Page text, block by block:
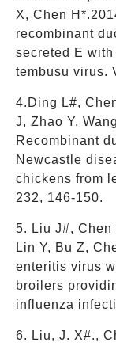
X, Chen
recombinant
secreted E
tembusu virus.
4.Ding L#,
J, Zhao Y,
Recombinant
Newcastle
chickens from
232, 146-150.
5. Liu J#, Chen
Lin Y, Bu Z,
enteritis virus
broilers
influenza
6. Liu, J. X#.,